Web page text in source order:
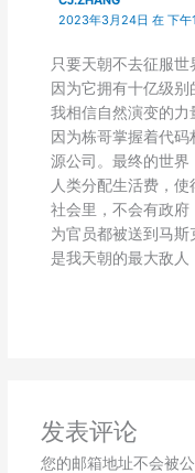
2023年3月24日 在 下午
只要天朝不去征服世
因为它拥有十亿级别
我相信自然演变的力
因为栋哥掌握着代
源公司。最终的世界
人类分配生活费，
社会里，不会有政府
为官员都被送到马
是我天朝的最大敌
发表评论
您的邮箱地址不会被公